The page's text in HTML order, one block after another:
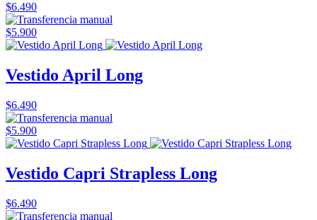
$6.490
$5.900
Vestido April Long
$6.490
$5.900
Vestido Capri Strapless Long
$6.490